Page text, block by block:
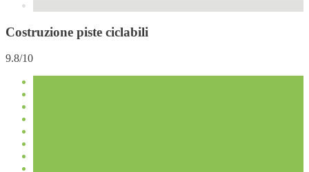
Costruzione piste ciclabili
9.8/10